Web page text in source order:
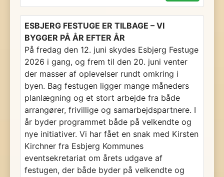
ESBJERG FESTUGE ER TILBAGE – VI
BYGGER PÅ ÅR EFTER ÅR
På fredag den 12. juni skydes Esbjerg Festuge
2026 i gang, og frem til den 20. juni venter
der masser af oplevelser rundt omkring i
byen. Bag festugen ligger mange måneders
planlægning og et stort arbejde fra både
arrangører, frivillige og samarbejdspartnere. I
år byder programmet både på velkendte og
nye initiativer. Vi har fået en snak med Kirsten
Kirchner fra Esbjerg Kommunes
eventsekretariat om årets udgave af
festugen, der både byder på velkendte og